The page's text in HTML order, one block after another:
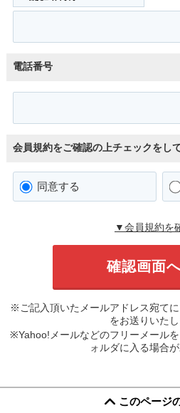
電話番号
会員規約をご確認の上チェックをし
同意する
▼会員規約を
※ご記入頂いたメールアドレス宛て
をお送りいたし
※Yahoo!メールなどのフリーメール
ォルダに入る場合が
このページ